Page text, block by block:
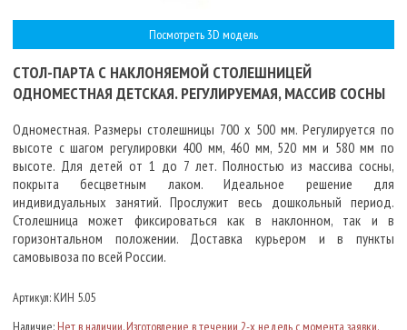
Посмотреть 3D модель
СТОЛ-ПАРТА С НАКЛОНЯЕМОЙ СТОЛЕШНИЦЕЙ
ОДНОМЕСТНАЯ ДЕТСКАЯ. РЕГУЛИРУЕМАЯ, МАССИВ СОСНЫ
Одноместная. Размеры столешницы 700 х 500 мм. Регулируется по
высоте с шагом регулировки 400 мм, 460 мм, 520 мм и 580 мм по
высоте. Для детей от 1 до 7 лет. Полностью из массива сосны,
покрыта бесцветным лаком. Идеальное решение для
индивидуальных занятий. Прослужит весь дошкольный период.
Столешница может фиксироваться как в наклонном, так и в
горизонтальном положении. Доставка курьером и в пункты
самовывоза по всей России.
Артикул: КИН 5.05
Наличие: Нет в наличии. Изготовление в течении 2-х недель с момента заявки.